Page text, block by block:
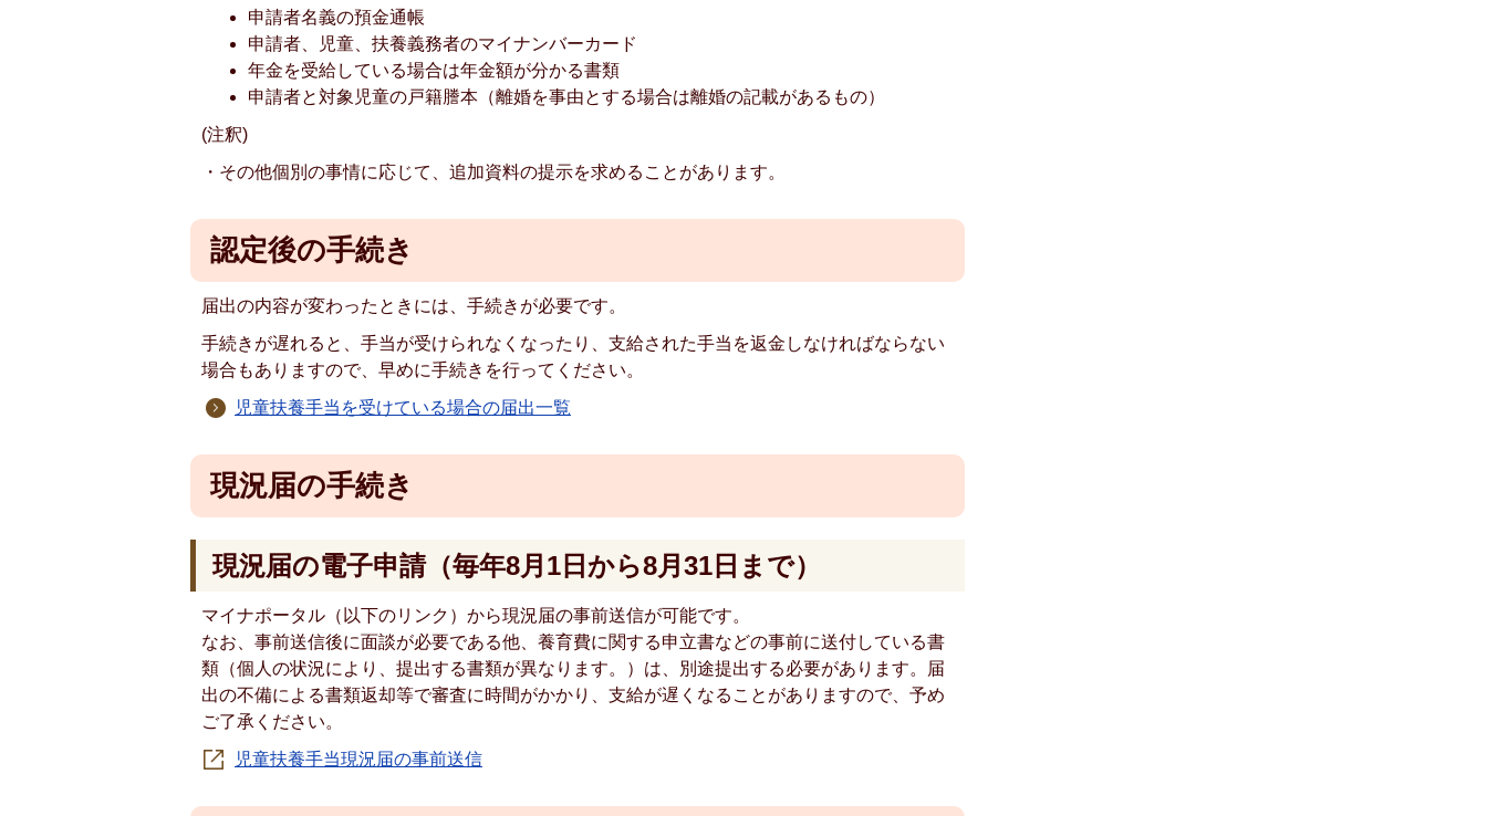
申請者名義の預金通帳
申請者、児童、扶養義務者のマイナンバーカード
年金を受給している場合は年金額が分かる書類
申請者と対象児童の戸籍謄本（離婚を事由とする場合は離婚の記載があるもの）
(注釈)
・その他個別の事情に応じて、追加資料の提示を求めることがあります。
認定後の手続き
届出の内容が変わったときには、手続きが必要です。
手続きが遅れると、手当が受けられなくなったり、支給された手当を返金しなければならない
場合もありますので、早めに手続きを行ってください。
児童扶養手当を受けている場合の届出一覧
現況届の手続き
現況届の電子申請（毎年8月1日から8月31日まで）
マイナポータル（以下のリンク）から現況届の事前送信が可能です。
なお、事前送信後に面談が必要である他、養育費に関する申立書などの事前に送付している書
類（個人の状況により、提出する書類が異なります。）は、別途提出する必要があります。届
出の不備による書類返却等で審査に時間がかかり、支給が遅くなることがありますので、予め
ご了承ください。
児童扶養手当現況届の事前送信